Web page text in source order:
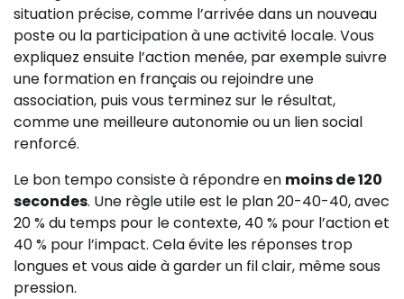
situation précise, comme l’arrivée dans un nouveau
poste ou la participation à une activité locale. Vous
expliquez ensuite l’action menée, par exemple suivre
une formation en français ou rejoindre une
association, puis vous terminez sur le résultat,
comme une meilleure autonomie ou un lien social
renforcé.
Le bon tempo consiste à répondre en moins de 120
secondes. Une règle utile est le plan 20-40-40, avec
20 % du temps pour le contexte, 40 % pour l’action et
40 % pour l’impact. Cela évite les réponses trop
longues et vous aide à garder un fil clair, même sous
pression.